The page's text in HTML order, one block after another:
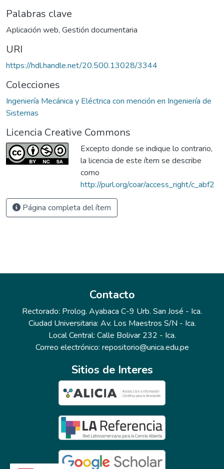
Palabras clave
Aplicación web, Gestión documentaria
URI
https://hdl.handle.net/20.500.13028/3344
Colecciones
Ingeniería Mecánica y Eléctrica con mención en Ingeniería de
Sistemas
Licencia Creative Commons
Excepto donde se indique lo contrario,
la licencia de este ítem se describe
como
http://purl.org/coar/access_right/c_abf2
Página completa del ítem
Contacto
Rectorado: Prolog. Ayabaca C-9 Urb. San José - Ica.
Ciudad Universitaria: Av. Los Maestros S/N - Ica.
Local Central: Calle Bolivar 232 - Ica.
Correo electrónico: repositorio@unica.edu.pe
Sitios de Interes